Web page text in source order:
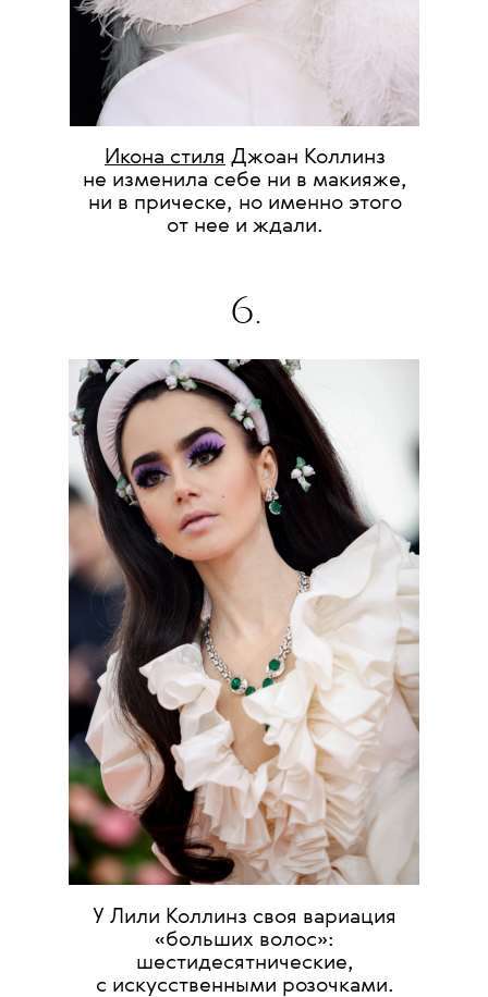
Икона стиля Джоан Коллинз
не изменила себе ни в макияже,
ни в прическе, но именно этого
от нее и ждали.
6.
У Лили Коллинз своя вариация
«больших волос»:
шестидесятнические,
с искусственными розочками.